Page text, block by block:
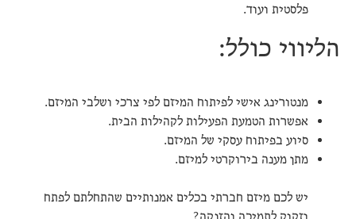
פלסטית ועוד.
הליווי כולל:
מנטורינג אישי לפיתוח המיזם לפי צרכי ושלבי המיזם.
אפשרות הטמעת הפעילות לקהילות הבית.
סיוע בפיתוח עסקי של המיזם.
מתן מענה בירוקרטי למיזם.
יש לכם מיזם חברתי בכלים אמנותיים שהתחלתם לפתח